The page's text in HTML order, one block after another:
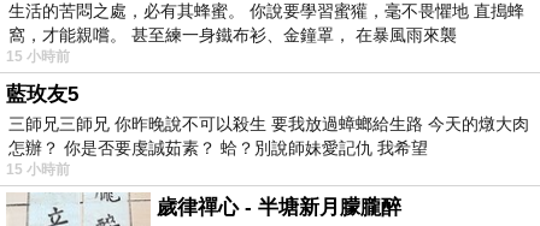
生活的苦悶之處，必有其蜂蜜。 你說要學習蜜獾，毫不畏懼地 直搗蜂
窩，才能親嚐。 甚至練一身鐵布衫、金鐘罩， 在暴風雨來襲
15 小時前
藍玫友5
三師兄三師兄 你昨晚說不可以殺生 要我放過蟑螂給生路 今天的燉大肉
怎辦？ 你是否要虔誠茹素？ 蛤？別說師妹愛記仇 我希望
15 小時前
歲律禪心 - 半塘新月朦朧醉